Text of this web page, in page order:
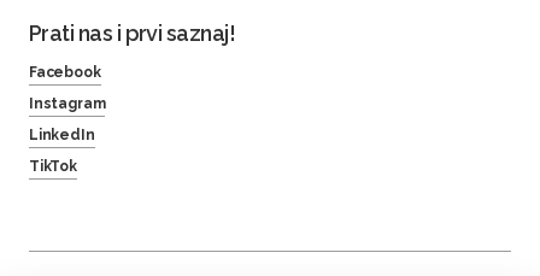
Prati nas i prvi saznaj!
Facebook
Instagram
LinkedIn
TikTok